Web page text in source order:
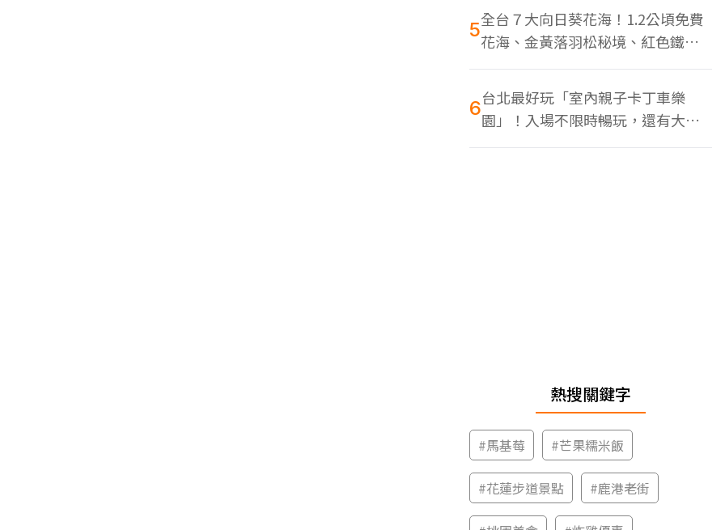
5全台７大向日葵花海！1.2公頃免費
花海、金黃落羽松秘境、紅色鐵橋
同框
6台北最好玩「室內親子卡丁車樂
園」！入場不限時暢玩，還有大螢
幕Switch遊戲區
熱搜關鍵字
#馬基莓 #芒果糯米飯
#花蓮步道景點 #鹿港老街